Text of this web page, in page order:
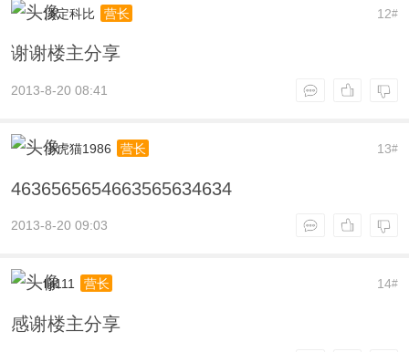
12#
淡定科比 营长
谢谢楼主分享
2013-8-20 08:41
13#
小虎猫1986 营长
4636565654663565634634
2013-8-20 09:03
14#
lljl111 营长
感谢楼主分享